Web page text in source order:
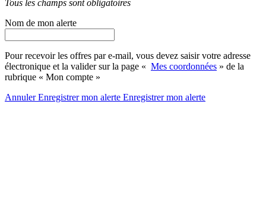
Tous les champs sont obligatoires
Nom de mon alerte
Pour recevoir les offres par e-mail, vous devez saisir votre adresse
électronique et la valider sur la page « Mes coordonnées » de la
rubrique « Mon compte »
AnnulerEnregistrer mon alerte Enregistrermon alerte